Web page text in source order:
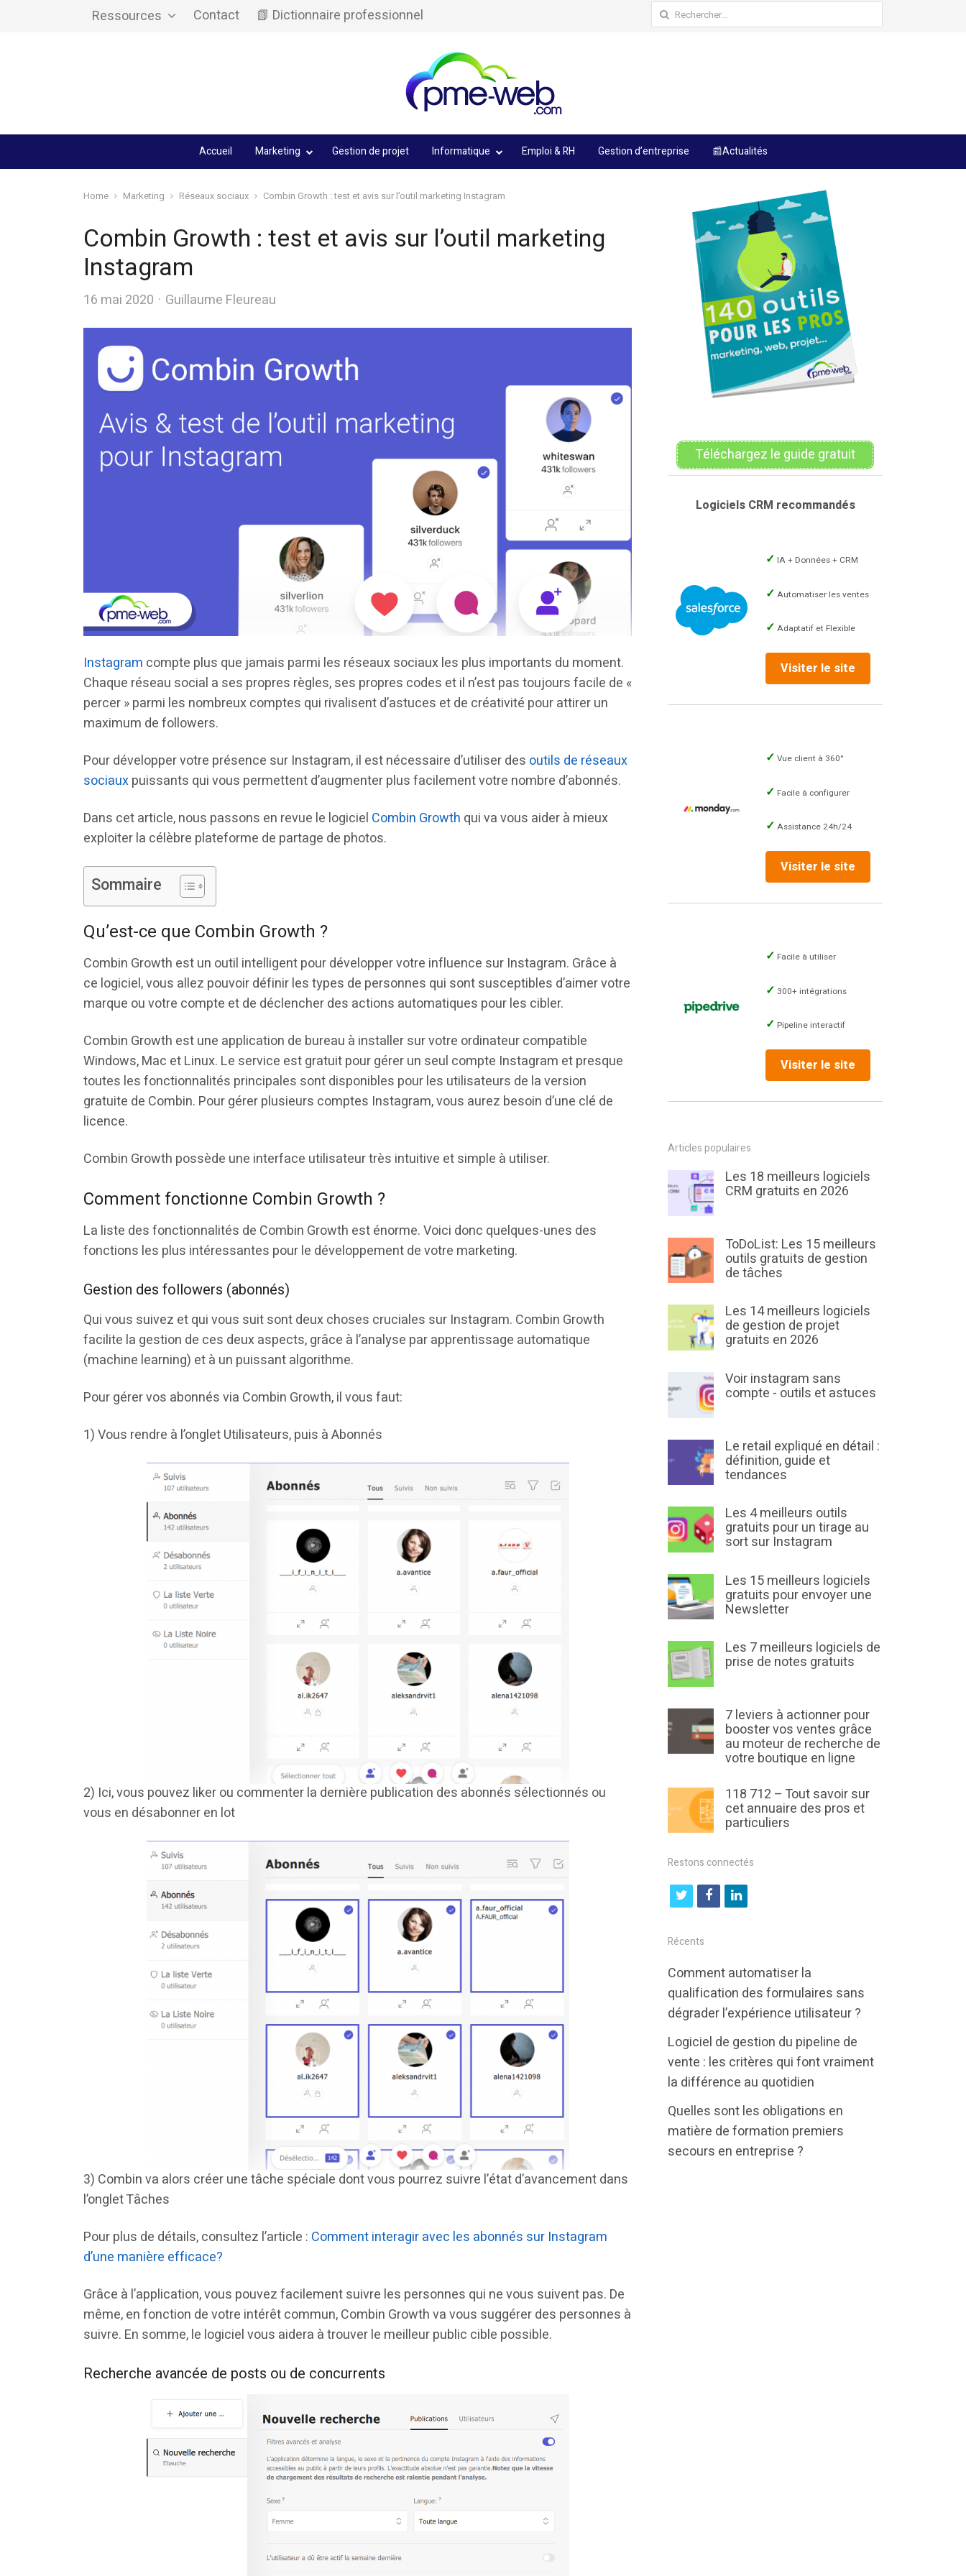
Ressources Contact 📗 Dictionnaire professionnel Rechercher :
Accueil Marketing Gestion de projet Informatique Emploi & RH Gestion d’entreprise 📰Actualités
Home Marketing Réseaux sociaux Combin Growth : test et avis sur l’outil marketing Instagram
Combin Growth : test et avis sur l’outil marketing
Instagram
16 mai 2020 Author
Guillaume Fleureau
Instagram compte plus que jamais parmi les réseaux sociaux les plus importants du moment.
Chaque réseau social a ses propres règles, ses propres codes et il n’est pas toujours facile de «
percer » parmi les nombreux comptes qui rivalisent d’astuces et de créativité pour attirer un
maximum de followers.
Pour développer votre présence sur Instagram, il est nécessaire d’utiliser des outils de réseaux
sociauxpuissants qui vous permettent d’augmenter plus facilement votre nombre d’abonnés.
Dans cet article, nous passons en revue le logiciel Combin Growth qui va vous aider à mieux
exploiter la célèbre plateforme de partage de photos.
Sommaire
Qu’est-ce que Combin Growth ?
Combin Growth est un outil intelligent pour développer votre influence sur Instagram. Grâce à
ce logiciel, vous allez pouvoir définir les types de personnes qui sont susceptibles d’aimer votre
marque ou votre compte et de déclencher des actions automatiques pour les cibler.
Combin Growth est une application de bureau à installer sur votre ordinateur compatible
Windows, Mac et Linux. Le service est gratuit pour gérer un seul compte Instagram et presque
toutes les fonctionnalités principales sont disponibles pour les utilisateurs de la version
gratuite de Combin. Pour gérer plusieurs comptes Instagram, vous aurez besoin d’une clé de
licence.
Combin Growth possède une interface utilisateur très intuitive et simple à utiliser.
Comment fonctionne Combin Growth ?
La liste des fonctionnalités de Combin Growth est énorme. Voici donc quelques-unes des
fonctions les plus intéressantes pour le développement de votre marketing.
Gestion des followers (abonnés)
Qui vous suivez et qui vous suit sont deux choses cruciales sur Instagram. Combin Growth
facilite la gestion de ces deux aspects, grâce à l’analyse par apprentissage automatique
(machine learning) et à un puissant algorithme.
Pour gérer vos abonnés via Combin Growth, il vous faut:
1) Vous rendre à l’onglet Utilisateurs, puis à Abonnés
2) Ici, vous pouvez liker ou commenter la dernière publication des abonnés sélectionnés ou
vous en désabonner en lot
3) Combin va alors créer une tâche spéciale dont vous pourrez suivre l’état d’avancement dans
l’onglet Tâches
Pour plus de détails, consultez l’article : Comment interagir avec les abonnés sur Instagram
d’une manière efficace?
Grâce à l’application, vous pouvez facilement suivre les personnes qui ne vous suivent pas. De
même, en fonction de votre intérêt commun, Combin Growth va vous suggérer des personnes à
suivre. En somme, le logiciel vous aidera à trouver le meilleur public cible possible.
Recherche avancée de posts ou de concurrents
Téléchargez le guide gratuit
Logiciels CRM recommandés
IA + Données + CRM
Automatiser les ventes
Adaptatif et Flexible
Visiter le site
Vue client à 360°
Facile à configurer
Assistance 24h/24
Visiter le site
Facile à utiliser
300+ intégrations
Pipeline interactif
Visiter le site
Articles populaires
Les 18 meilleurs logiciels
CRM gratuits en 2026
ToDoList: Les 15 meilleurs
outils gratuits de gestion
de tâches
Les 14 meilleurs logiciels
de gestion de projet
gratuits en 2026
Voir instagram sans
compte - outils et astuces
Le retail expliqué en détail :
définition, guide et
tendances
Les 4 meilleurs outils
gratuits pour un tirage au
sort sur Instagram
Les 15 meilleurs logiciels
gratuits pour envoyer une
Newsletter
Les 7 meilleurs logiciels de
prise de notes gratuits
7 leviers à actionner pour
booster vos ventes grâce
au moteur de recherche de
votre boutique en ligne
118 712 – Tout savoir sur
cet annuaire des pros et
particuliers
Restons connectés
t
i
t
e
r
f
b
o
k
l
k
e
d
n
Récents
Comment automatiser la
qualification des formulaires sans
dégrader l’expérience utilisateur ?
Logiciel de gestion du pipeline de
vente : les critères qui font vraiment
la différence au quotidien
Quelles sont les obligations en
matière de formation premiers
secours en entreprise ?